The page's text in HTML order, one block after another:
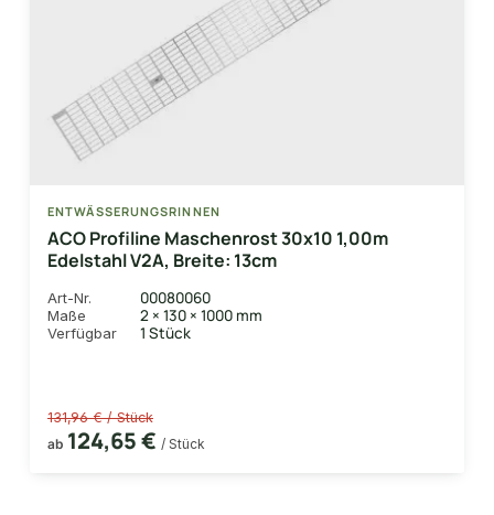
ENTWÄSSERUNGSRINNEN
ACO Profiline Maschenrost 30x10 1,00m
Edelstahl V2A, Breite: 13cm
Art-Nr. 00080060
Maße 2 × 130 × 1000 mm
Verfügbar 1 Stück
131,96 € / Stück
ab 124,65 € / Stück